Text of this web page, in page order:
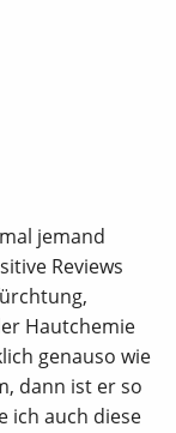
jemand
Reviews
Hautchemie
genauso wie
dann ist er so
ich auch diese